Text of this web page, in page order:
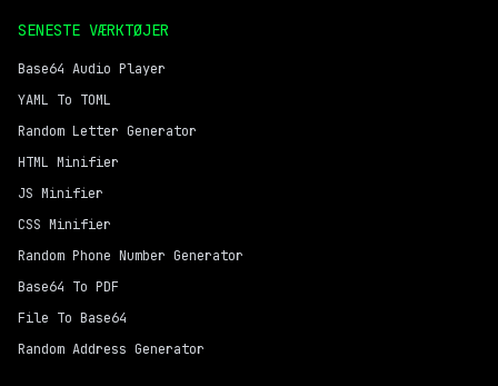
SENESTE VÆRKTØJER
Base64 Audio Player
YAML To TOML
Random Letter Generator
HTML Minifier
JS Minifier
CSS Minifier
Random Phone Number Generator
Base64 To PDF
File To Base64
Random Address Generator